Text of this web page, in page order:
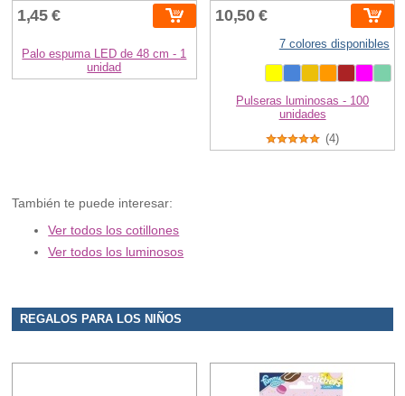
1,45 €
Palo espuma LED de 48 cm - 1
unidad
10,50 €
7 colores disponibles
Pulseras luminosas - 100
unidades
(4)
También te puede interesar:
Ver todos los cotillones
Ver todos los luminosos
REGALOS PARA LOS NIÑOS